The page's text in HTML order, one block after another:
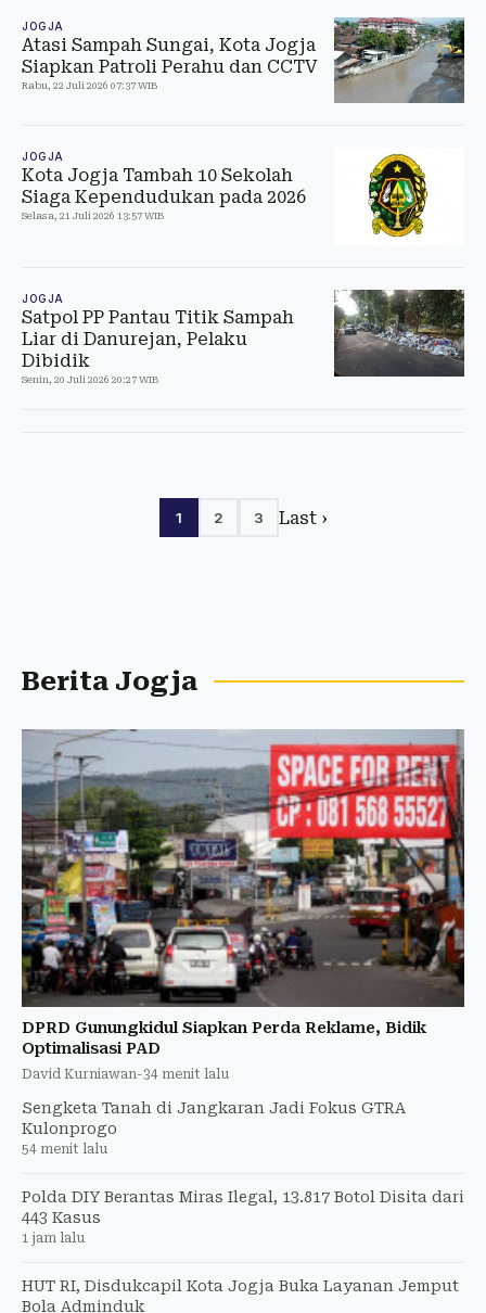
JOGJA
Atasi Sampah Sungai, Kota Jogja
Siapkan Patroli Perahu dan CCTV
Rabu, 22 Juli 2026 07:37 WIB
JOGJA
Kota Jogja Tambah 10 Sekolah
Siaga Kependudukan pada 2026
Selasa, 21 Juli 2026 13:57 WIB
JOGJA
Satpol PP Pantau Titik Sampah
Liar di Danurejan, Pelaku
Dibidik
Senin, 20 Juli 2026 20:27 WIB
1 2 3 Last ›
Berita Jogja
DPRD Gunungkidul Siapkan Perda Reklame, Bidik
Optimalisasi PAD
David Kurniawan-34 menit lalu
Sengketa Tanah di Jangkaran Jadi Fokus GTRA
Kulonprogo
54 menit lalu
Polda DIY Berantas Miras Ilegal, 13.817 Botol Disita dari
443 Kasus
1 jam lalu
HUT RI, Disdukcapil Kota Jogja Buka Layanan Jemput
Bola Adminduk